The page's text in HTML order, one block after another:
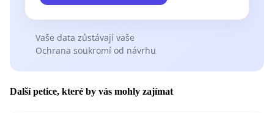
Vaše data zůstávají vaše
Ochrana soukromí od návrhu
Další petice, které by vás mohly zajímat